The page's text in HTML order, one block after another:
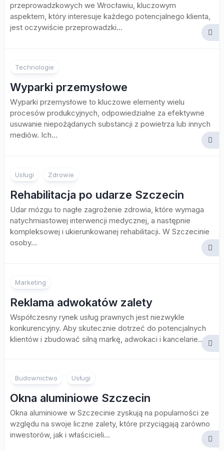
przeprowadzkowych we Wrocławiu, kluczowym
aspektem, który interesuje każdego potencjalnego klienta,
jest oczywiście przeprowadzki...
Technologie
Wyparki przemysłowe
Wyparki przemysłowe to kluczowe elementy wielu
procesów produkcyjnych, odpowiedzialne za efektywne
usuwanie niepożądanych substancji z powietrza lub innych
mediów. Ich...
Usługi Zdrowie
Rehabilitacja po udarze Szczecin
Udar mózgu to nagłe zagrożenie zdrowia, które wymaga
natychmiastowej interwencji medycznej, a następnie
kompleksowej i ukierunkowanej rehabilitacji. W Szczecinie
osoby...
Marketing
Reklama adwokatów zalety
Współczesny rynek usług prawnych jest niezwykle
konkurencyjny. Aby skutecznie dotrzeć do potencjalnych
klientów i zbudować silną markę, adwokaci i kancelarie...
Budownictwo Usługi
Okna aluminiowe Szczecin
Okna aluminiowe w Szczecinie zyskują na popularności ze
względu na swoje liczne zalety, które przyciągają zarówno
inwestorów, jak i właścicieli...